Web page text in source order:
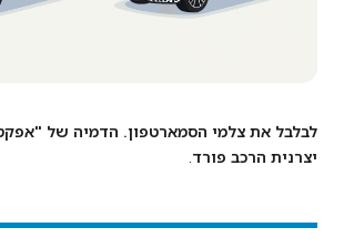
לבלבל את צלמי הסמארטפון. הדמיה של
יצרנית הרכב פורד